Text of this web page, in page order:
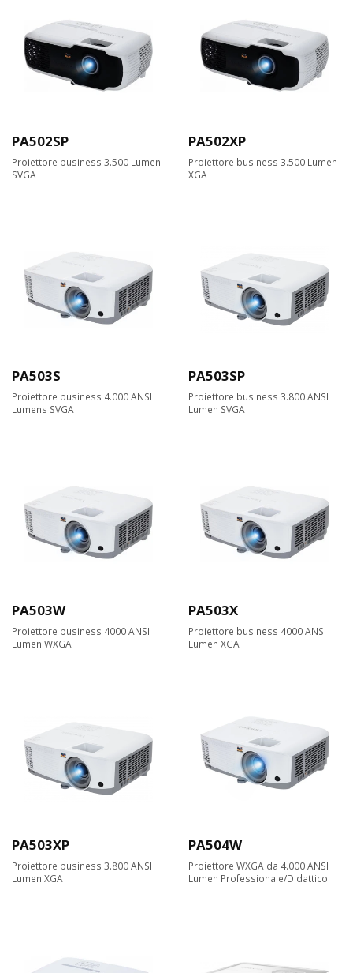
PA502SP
Proiettore business 3.500 Lumen
SVGA
PA502XP
Proiettore business 3.500 Lumen
XGA
PA503S
Proiettore business 4.000 ANSI
Lumens SVGA
PA503SP
Proiettore business 3.800 ANSI
Lumen SVGA
PA503W
Proiettore business 4000 ANSI
Lumen WXGA
PA503X
Proiettore business 4000 ANSI
Lumen XGA
PA503XP
Proiettore business 3.800 ANSI
Lumen XGA
PA504W
Proiettore WXGA da 4.000 ANSI
Lumen Professionale/Didattico